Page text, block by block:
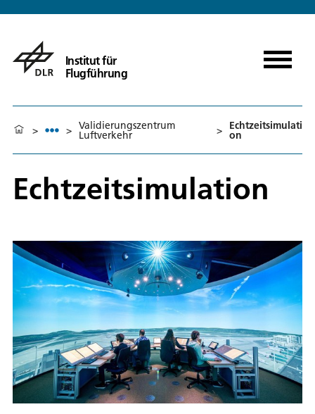
Institut für
Flugführung
> > Validierungszentrum
Luftverkehr > Echtzeitsimulati
on
Echtzeitsimulation